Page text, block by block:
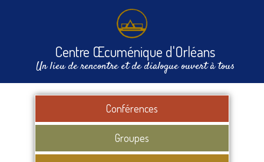
Centre Œcuménique d'Orléans
Un lieu de rencontre et de dialogue ouvert à tous
Conférences
Groupes